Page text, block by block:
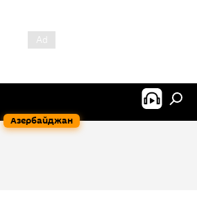
Азербайджан